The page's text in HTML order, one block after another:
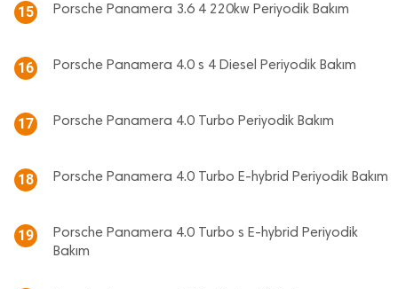
15 Porsche Panamera 3.6 4 220kw Periyodik Bakım
16 Porsche Panamera 4.0 s 4 Diesel Periyodik Bakım
17 Porsche Panamera 4.0 Turbo Periyodik Bakım
18 Porsche Panamera 4.0 Turbo E-hybrid Periyodik Bakım
19
Porsche Panamera 4.0 Turbo s E-hybrid Periyodik
Bakım